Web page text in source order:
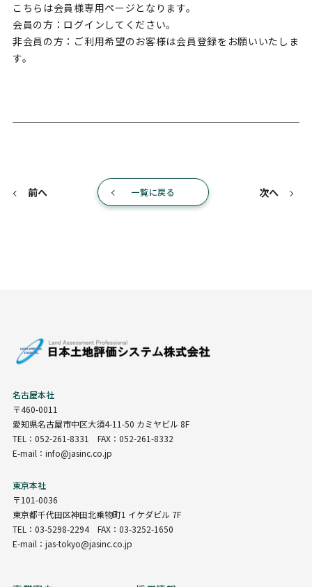
こちらは会員様専用ページとなります。
会員の方：ログインしてください。
非会員の方：ご利用希望のお客様は会員登録をお願いいたしま
す。
前へ 一覧に戻る 次へ
名古屋本社
〒460-0011
愛知県名古屋市中区大須4-11-50 カミヤビル 8F
TEL：052-261-8331 FAX：052-261-8332
E-mail：info@jasinc.co.jp
東京本社
〒101-0036
東京都千代田区神田北乗物町1 イケダビル 7F
TEL：03-5298-2294 FAX：03-3252-1650
E-mail：jas-tokyo@jasinc.co.jp